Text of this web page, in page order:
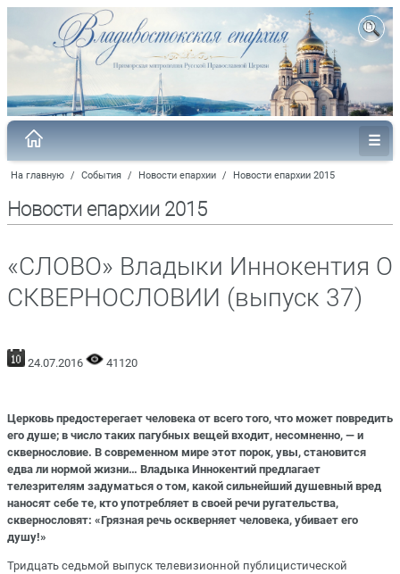
На главную / События / Новости епархии / Новости епархии 2015
Новости епархии 2015
«СЛОВО» Владыки Иннокентия О
СКВЕРНОСЛОВИИ (выпуск 37)
24.07.2016 41120
Церковь предостерегает человека от всего того, что может повредить
его душе; в число таких пагубных вещей входит, несомненно, — и
сквернословие. В современном мире этот порок, увы, становится
едва ли нормой жизни… Владыка Иннокентий предлагает
телезрителям задуматься о том, какой сильнейший душевный вред
наносят себе те, кто употребляет в своей речи ругательства,
сквернословят: «Грязная речь оскверняет человека, убивает его
душу!»
Тридцать седьмой выпуск телевизионной публицистической